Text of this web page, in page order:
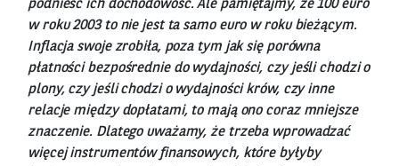
podnieść ich dochodowość. Ale pamiętajmy, że 100 euro
w roku 2003 to nie jest ta samo euro w roku bieżącym.
Inflacja swoje zrobiła, poza tym jak się porówna
płatności bezpośrednie do wydajności, czy jeśli chodzi o
plony, czy jeśli chodzi o wydajności krów, czy inne
relacje między dopłatami, to mają ono coraz mniejsze
znaczenie. Dlatego uważamy, że trzeba wprowadzać
więcej instrumentów finansowych, które byłyby